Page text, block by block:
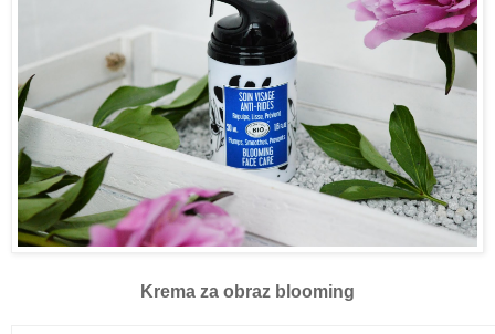
Krema za obraz blooming